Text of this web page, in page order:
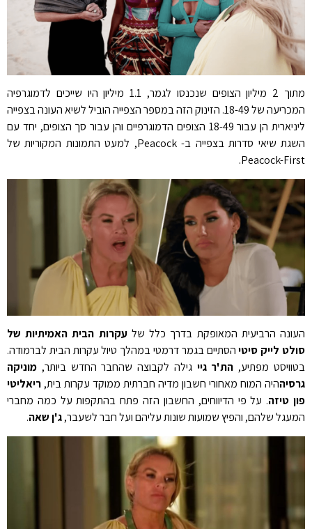
מתוך 2 מיליון הצופים שנכנסו לגמר, 1.1 מיליון היו שייכים לדמוגרפיה
המכריעה של 18-49. הזינוק הזה במספר הצפייה הוביל לשיא העונה בצפייה
ליניארית הן עבור 18-49 הצופים הדמוגרפיים והן עבור סך הצופים, יחד עם
השגת שיאי סדרות בצפייה ב- Peacock, למעט התמונות המקוריות של
Peacock-First.
העונה הרביעית המאופקת בדרך כלל שלעקרות הבית האמיתיות של
סולט לייק סיטיהסתיים בגמר דרמטי במהלך טיול עקרות הבית לברמודה.
בטוויסט מפתיע, הת'ר גיי גילה לקבוצה שהחבר החדש ביותר, מוניקה
גרסיההיה המוח מאחורי חשבון מדיה חברתית ממוקד עקרות בית, ריאליטי
פון טיזה. על פי הדיווחים, החשבון הזה פתח בהתקפות על כמה מחברי
המעגל שלהם, והפיץ שמועות שונות עליהם ועל חבר לשעבר,ג'ן שאה.